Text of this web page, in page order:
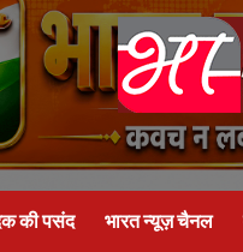
की पसंद भारत न्यूज़ चैनल